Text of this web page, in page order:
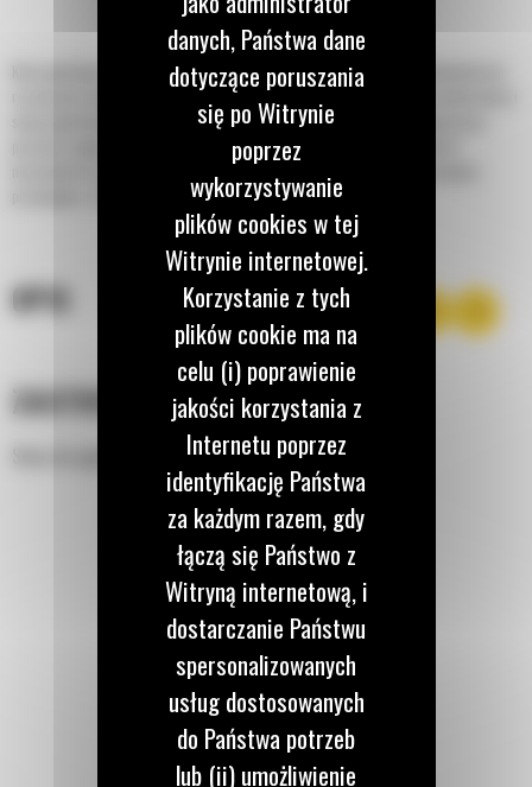
Koła ugniatające Cat® do koparko-ładowarek i minikoparek stanowią ekonomiczne
rozwiązanie ugniatania rowów. Koła są wyposażone w łożyska stożkowe wałeczkowe i
stopy ugniatające z rolkami z nieruchomymi kołkami, co zapewnia płynną pracę i
pozwala osiągnąć wysoki stopień zagęszczenia. Osiągnięcie zagęszczenia w
normalnych warunkach glebowych wymaga zazwyczaj od sześciu do dziesięciu
przebiegów, zależnie od wymaganego stopnia zagęszczenia.
OPIS
ZASTOSOWANIE
Służy do ugniatania rowów i łatwego zasypywania.
danych, Państwa dane
dotyczące poruszania
się po Witrynie
poprzez
wykorzystywanie
plików cookies w tej
Witrynie internetowej.
Korzystanie z tych
plików cookie ma na
celu (i) poprawienie
jakości korzystania z
Internetu poprzez
identyfikację Państwa
za każdym razem, gdy
łączą się Państwo z
Witryną internetową, i
dostarczanie Państwu
spersonalizowanych
usług dostosowanych
do Państwa potrzeb
lub (ii) umożliwienie